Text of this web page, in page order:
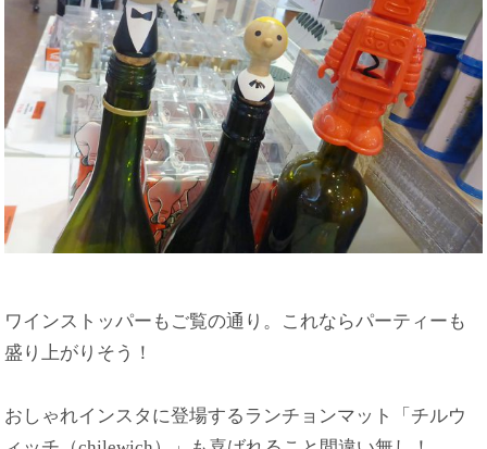
ワインストッパーもご覧の通り。これならパーティーも
盛り上がりそう！
おしゃれインスタに登場するランチョンマット「チルウ